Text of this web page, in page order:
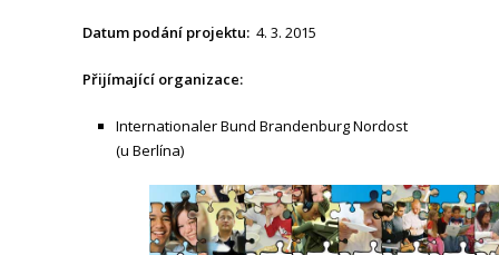
Datum podání projektu: 4. 3. 2015
Přijímající organizace:
Internationaler Bund Brandenburg Nordost
(u Berlína)